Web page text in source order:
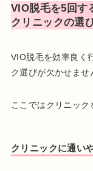
VIO脱毛を5回す
クリニックの選
VIO脱毛を効率良く
ク選びが欠かせませ
ここではクリニック
クリニックに通い